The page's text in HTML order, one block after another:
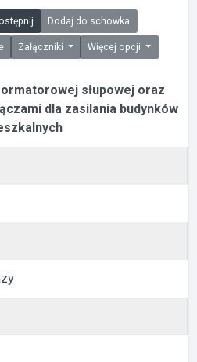
Dodaj do schowka
Załączniki Więcej opcji
słupowej oraz
dla zasilania budynków